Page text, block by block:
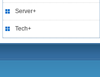
Server+
Tech+